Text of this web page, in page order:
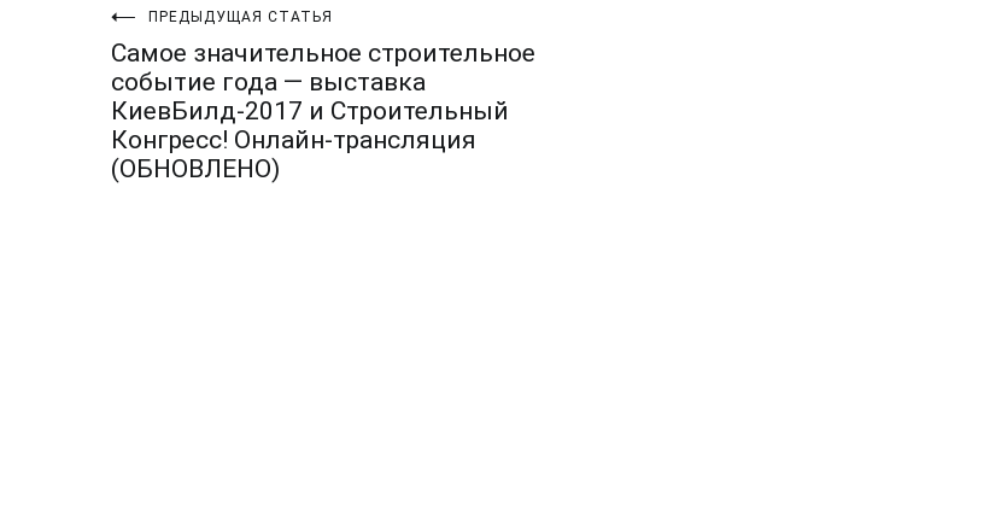
Навигация
по
записям
ПРЕДЫДУЩАЯ СТАТЬЯ
Самое значительное строительное
событие года — выставка
КиевБилд-2017 и Строительный
Конгресс! Онлайн-трансляция
(ОБНОВЛЕНО)